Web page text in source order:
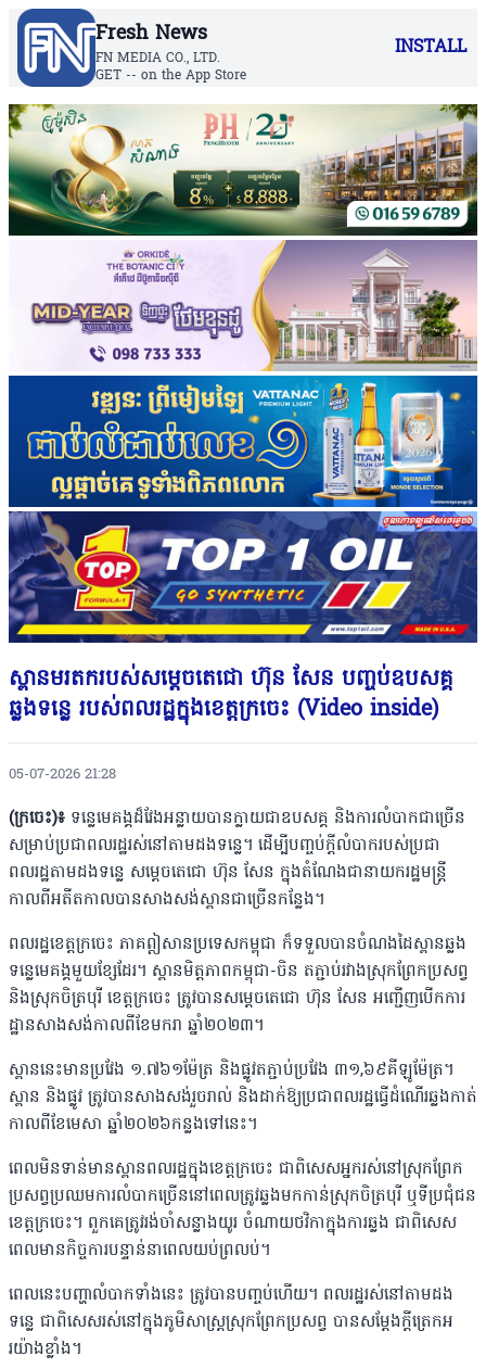
Fresh News
FN MEDIA CO., LTD.
GET -- on the App Store
INSTALL
ស្ពានមរតករបស់សម្តេចតេជោ ហ៊ុន សែន បញ្ចប់ឧបសគ្គ
ឆ្លងទន្លេ របស់ពលរដ្ឋក្នុងខេត្តក្រចេះ (Video inside)
05-07-2026 21:28
(ក្រចេះ)៖ ទន្លេមេគង្គដ៏វែងអន្លាយបានក្លាយជាឧបសគ្គ និងការលំបាកជាច្រើន
សម្រាប់​ប្រជា​ពលរដ្ឋរស់នៅតាមដងទន្លេ។ ដើម្បីបញ្ចប់ក្តីលំបាករបស់ប្រជា
ពលរដ្ឋតាមដងទន្លេ សម្តេច​តេជោ ហ៊ុន សែន ក្នុងតំណែងជានាយករដ្ឋមន្ត្រី
កាលពីអតីតកាលបានសាងសង់ស្ពានជាច្រើន​កន្លែង។
ពលរដ្ឋខេត្តក្រចេះ ភាគឦសានប្រទេសកម្ពុជា ក៏ទទួលបានចំណងដៃស្ពានឆ្លង
ទន្លេមេគង្គ​មួយ​ខ្សែដែរ។ ស្ពានមិត្តភាពកម្ពុជា-ចិន តភ្ជាប់រវាងស្រុកព្រែកប្រសព្វ
និងស្រុកចិត្របុរី ខេត្តក្រចេះ ត្រូវបានសម្តេចតេជោ ហ៊ុន សែន អញ្ជើញបើកការ
ដ្ឋានសាងសង់កាលពីខែមករា ឆ្នាំ២០២៣។
ស្ពាននេះមានប្រវែង ១.៧៦១ម៉ែត្រ និងផ្លូវតភ្ជាប់ប្រវែង ៣១,៦៩គីឡូម៉ែត្រ។
ស្ពាន និងផ្លូវ ត្រូវបានសាងសង់រួចរាល់ និងដាក់ឱ្យប្រជាពលរដ្ឋធ្វើដំណើរឆ្លងកាត់
កាលពីខែមេសា ឆ្នាំ​២០​២៦​​កន្លងទៅនេះ។
ពេលមិនទាន់មានស្ពានពលរដ្ឋក្នុងខេត្តក្រចេះ ជាពិសេសអ្នករស់នៅស្រុកព្រែក
ប្រសព្វប្រឈម​ការ​លំបាកច្រើននៅពេលត្រូវឆ្លងមកកាន់ស្រុកចិត្របុរី ឬទីប្រជុំជន
ខេត្តក្រចេះ។ ពួកគេត្រូវរង់ចាំ​សន្លាង​យូរ ចំណាយថវិកាក្នុងការឆ្លង ជាពិសេស
ពេលមានកិច្ចការបន្ទាន់នាពេលយប់ព្រលប់។
ពេលនេះបញ្ហាលំបាកទាំងនេះ ត្រូវបានបញ្ចប់ហើយ។ ពលរដ្ឋរស់នៅតាមដង
ទន្លេ ជាពិសេស​រស់​នៅក្នុងភូមិសាស្ត្រស្រុកព្រែកប្រសព្វ បានសម្តែងក្តីត្រេកអ
រយ៉ាងខ្លាំង។